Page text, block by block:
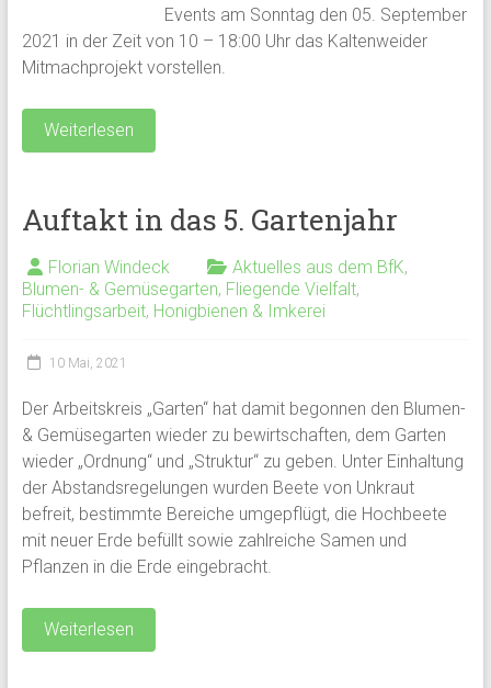
Events am Sonntag den 05. September
2021 in der Zeit von 10 – 18:00 Uhr das Kaltenweider
Mitmachprojekt vorstellen.
Weiterlesen
Auftakt in das 5. Gartenjahr
Florian Windeck Aktuelles aus dem BfK,
Blumen- & Gemüsegarten, Fliegende Vielfalt,
Flüchtlingsarbeit, Honigbienen & Imkerei
10 Mai, 2021
Der Arbeitskreis „Garten“ hat damit begonnen den Blumen-
& Gemüsegarten wieder zu bewirtschaften, dem Garten
wieder „Ordnung“ und „Struktur“ zu geben. Unter Einhaltung
der Abstandsregelungen wurden Beete von Unkraut
befreit, bestimmte Bereiche umgepflügt, die Hochbeete
mit neuer Erde befüllt sowie zahlreiche Samen und
Pflanzen in die Erde eingebracht.
Weiterlesen